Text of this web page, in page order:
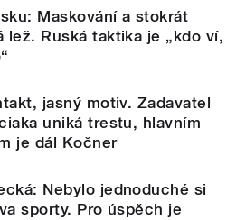
Maskování a stokrát
lež. Ruská taktika je „kdo ví,
jasný motiv. Zadavatel
uniká trestu, hlavním
je dál Kočner
Nebylo jednoduché si
sporty. Pro úspěch je